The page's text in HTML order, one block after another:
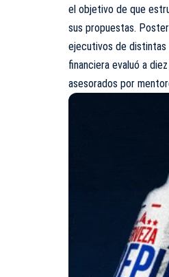
el objetivo de que
sus propuestas.
ejecutivos de
financiera evaluó a
asesorados por